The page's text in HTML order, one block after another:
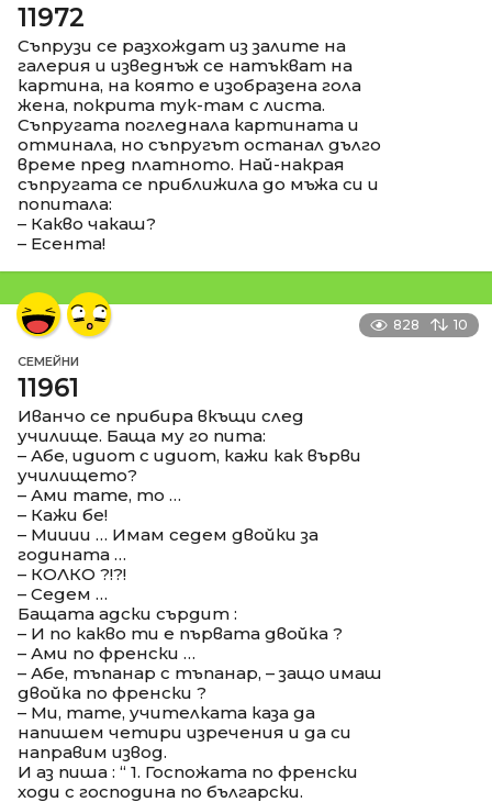
11972
Съпрузи се разхождат из залите на
галерия и изведнъж се натъкват на
картина, на която е изобразена гола
жена, покрита тук-там с листа.
Съпругата погледнала картината и
отминала, но съпругът останал дълго
време пред платното. Най-накрая
съпругата се приближила до мъжа си и
попитала:
– Какво чакаш?
– Есента!
828 10
СЕМЕЙНИ
11961
Иванчо се прибира вкъщи след
училище. Баща му го пита:
– Абе, идиот с идиот, кажи как върви
училището?
– Ами тате, то …
– Кажи бе!
– Мииии … Имам седем двойки за
годината …
– КОЛКО ?!?!
– Седем …
Бащата адски сърдит :
– И по какво ти е първата двойка ?
– Ами по френски …
– Абе, тъпанар с тъпанар, – защо имаш
двойка по френски ?
– Ми, тате, учителката каза да
напишем четири изречения и да си
направим извод.
И аз пиша : “ 1. Госпожата по френски
ходи с господина по български.